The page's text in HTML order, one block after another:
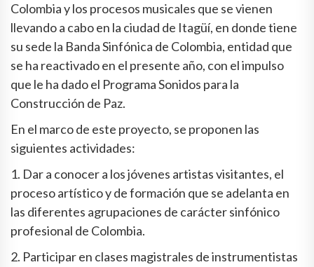
Colombia y los procesos musicales que se vienen
llevando a cabo en la ciudad de Itagüí, en donde tiene
su sede la Banda Sinfónica de Colombia, entidad que
se ha reactivado en el presente año, con el impulso
que le ha dado el Programa Sonidos para la
Construcción de Paz.
En el marco de este proyecto, se proponen las
siguientes actividades:
1. Dar a conocer a los jóvenes artistas visitantes, el
proceso artístico y de formación que se adelanta en
las diferentes agrupaciones de carácter sinfónico
profesional de Colombia.
2. Participar en clases magistrales de instrumentistas